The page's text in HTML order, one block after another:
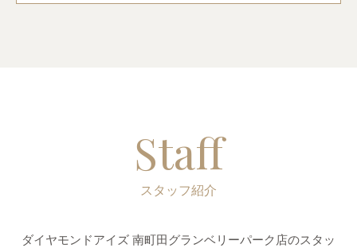
Staff
スタッフ紹介
ダイヤモンドアイズ 南町田グランベリーパーク店のスタッ